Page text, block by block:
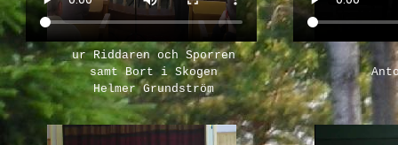
ur Riddaren och Sporren
samt Bort i Skogen
Helmer Grundström